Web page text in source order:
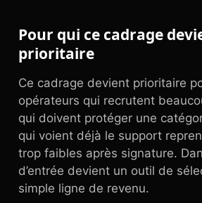
Pour qui ce cadrage
prioritaire
Ce cadrage devient prioritaire
opérateurs qui recrutent
qui doivent protéger une
qui voient déjà le support
trop faibles après signature.
d’entrée devient un outil de
simple ligne de revenu.